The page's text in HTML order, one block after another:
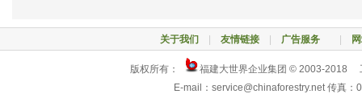
关于我们 友情链接| 广告服务
版权所有：
福建大世界企业集团 © 2003-2018
E-mail：service@chinaforestry.net 传真